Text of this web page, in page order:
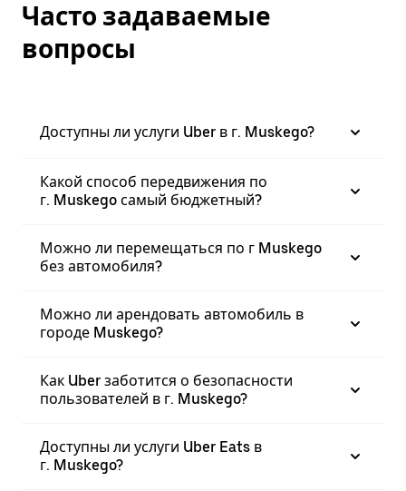
Часто задаваемые
вопросы
Доступны ли услуги Uber в г. Muskego?
Какой способ передвижения по
г. Muskego самый бюджетный?
Можно ли перемещаться по г Muskego
без автомобиля?
Можно ли арендовать автомобиль в
городе Muskego?
Как Uber заботится о безопасности
пользователей в г. Muskego?
Доступны ли услуги Uber Eats в
г. Muskego?